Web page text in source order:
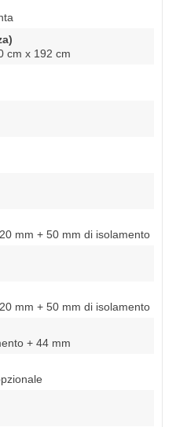
cm x 192 cm
mm + 50 mm di isolamento
mm + 50 mm di isolamento
+ 44 mm